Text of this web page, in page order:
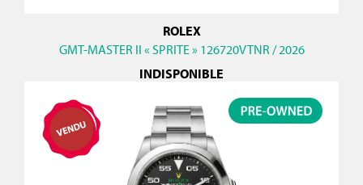
ROLEX
GMT-MASTER II « SPRITE » 126720VTNR / 2026
INDISPONIBLE